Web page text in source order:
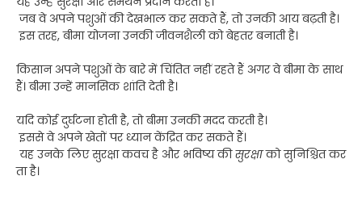
जब वे अपने पशुओं की देखभाल कर सकते हैं, तो उनकी आय बढ़ती है।
इस तरह, बीमा योजना उनकी जीवनशैली को बेहतर बनाती है।
किसान अपने पशुओं के बारे में चिंतित नहीं रहते हैं अगर वे बीमा के साथ
हैं। बीमा उन्हें मानसिक शांति देती है।
यदि कोई दुर्घटना होती है, तो बीमा उनकी मदद करती है।
इससे वे अपने खेतों पर ध्यान केंद्रित कर सकते हैं।
यह उनके लिए सुरक्षा कवच है और भविष्य कीसुरक्षाको सुनिश्चित कर
ता है।